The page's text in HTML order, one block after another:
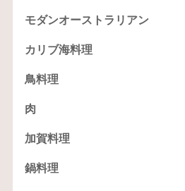
モダンオーストラリアン
カリブ海料理
鳥料理
肉
加賀料理
鍋料理